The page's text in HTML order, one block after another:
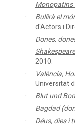
Monopatins
Bullirà el
d'Actors i
Dones,
2010.
València,
Universitat
Blut und
Bagdad
Déus, dies i